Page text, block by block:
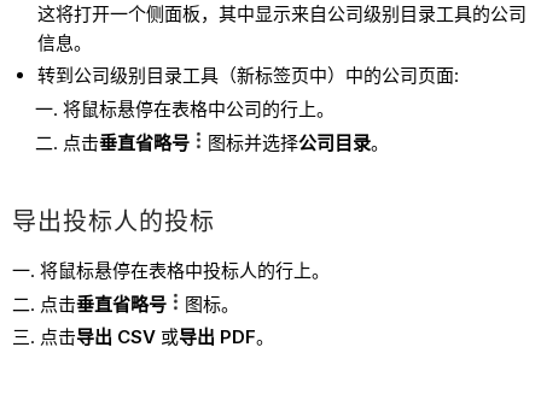
这将打开一个侧面板，其中显示来自公司级别目录工具的公司
信息。
转到公司级别目录工具（新标签页中）中的公司页面:
将鼠标悬停在表格中公司的行上。
点击垂直省略号 图标并选择公司目录。
导出投标人的投标
将鼠标悬停在表格中投标人的行上。
点击垂直省略号
图标。
点击导出 CSV或导出 PDF。